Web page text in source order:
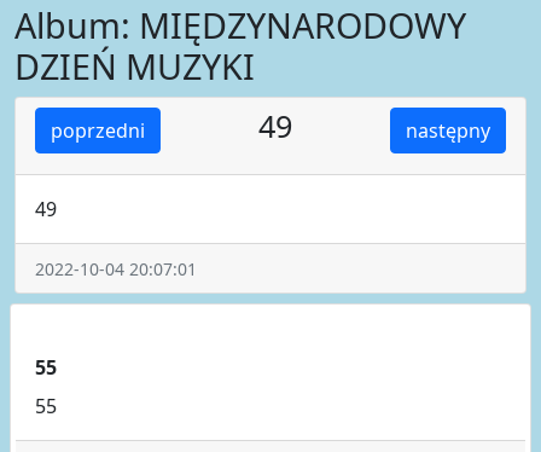
Album: MIĘDZYNARODOWY
DZIEŃ MUZYKI
poprzedni następny
49
49
2022-10-04 20:07:01
55
55